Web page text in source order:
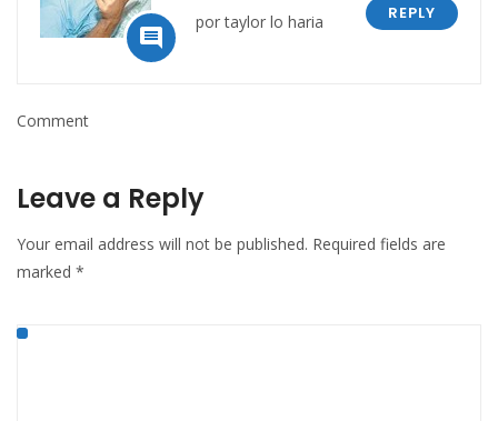

REPLY
por taylor lo haria
Comment
Leave a Reply
Your email address will not be published. Required fields are
marked *